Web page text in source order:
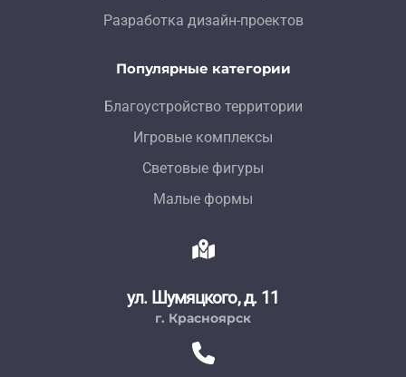
Разработка дизайн-проектов
Популярные категории
Благоустройство территории
Игровые комплексы
Световые фигуры
Малые формы
ул. Шумяцкого, д. 11
г. Красноярск